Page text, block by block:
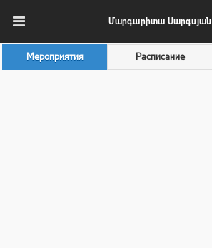
Մարգարիտա Սարգսյան
Мероприятия Расписание